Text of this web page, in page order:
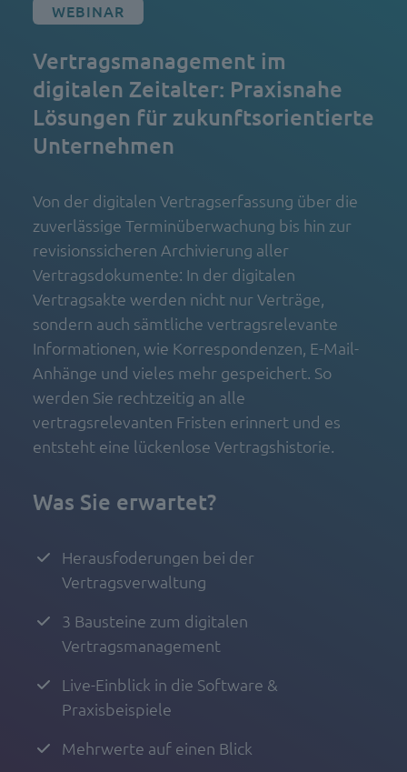
WEBINAR
Vertragsmanagement im
digitalen Zeitalter: Praxisnahe
Lösungen für zukunftsorientierte
Unternehmen
Von der digitalen Vertragserfassung über die
zuverlässige Terminüberwachung bis hin zur
revisionssicheren Archivierung aller
Vertragsdokumente: In der digitalen
Vertragsakte werden nicht nur Verträge,
sondern auch sämtliche vertragsrelevante
Informationen, wie Korrespondenzen, E-Mail-
Anhänge und vieles mehr gespeichert. So
werden Sie rechtzeitig an alle
vertragsrelevanten Fristen erinnert und es
entsteht eine lückenlose Vertragshistorie.
Was Sie erwartet?
Herausfoderungen bei der
Vertragsverwaltung
3 Bausteine zum digitalen
Vertragsmanagement
Live-Einblick in die Software &
Praxisbeispiele
Mehrwerte auf einen Blick